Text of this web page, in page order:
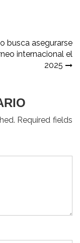
busca asegurarse
internacional el
2025
Required fields